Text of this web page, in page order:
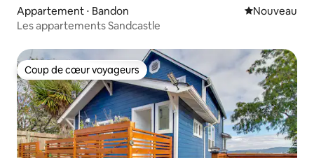
Appartement ⋅ Bandon Nouvel
Nouveau
Les appartements Sandcastle
Coup de cœur voyageurs
Coup de cœur voyageurs